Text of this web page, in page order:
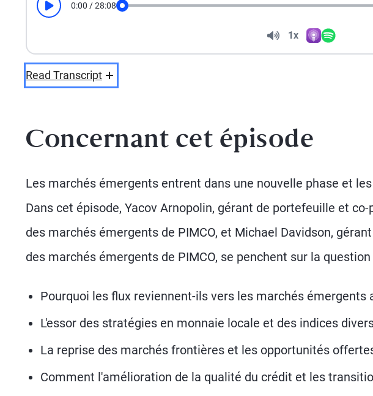
Play 0:00 /28:08
Volume
1x
Playback Speed
Apple Podcasts
Spotify
Read Transcript
Concernant cet épisode
Les marchés émergents entrent dans une nouvelle phase et
Dans cet épisode, Yacov Arnopolin, gérant de portefeuille et
des marchés émergents de PIMCO, et Michael Davidson,
des marchés émergents de PIMCO, se penchent sur la question
Pourquoi les flux reviennent-ils vers les marchés émergents
L'essor des stratégies en monnaie locale et des indices
La reprise des marchés frontières et les opportunités
Comment l'amélioration de la qualité du crédit et les